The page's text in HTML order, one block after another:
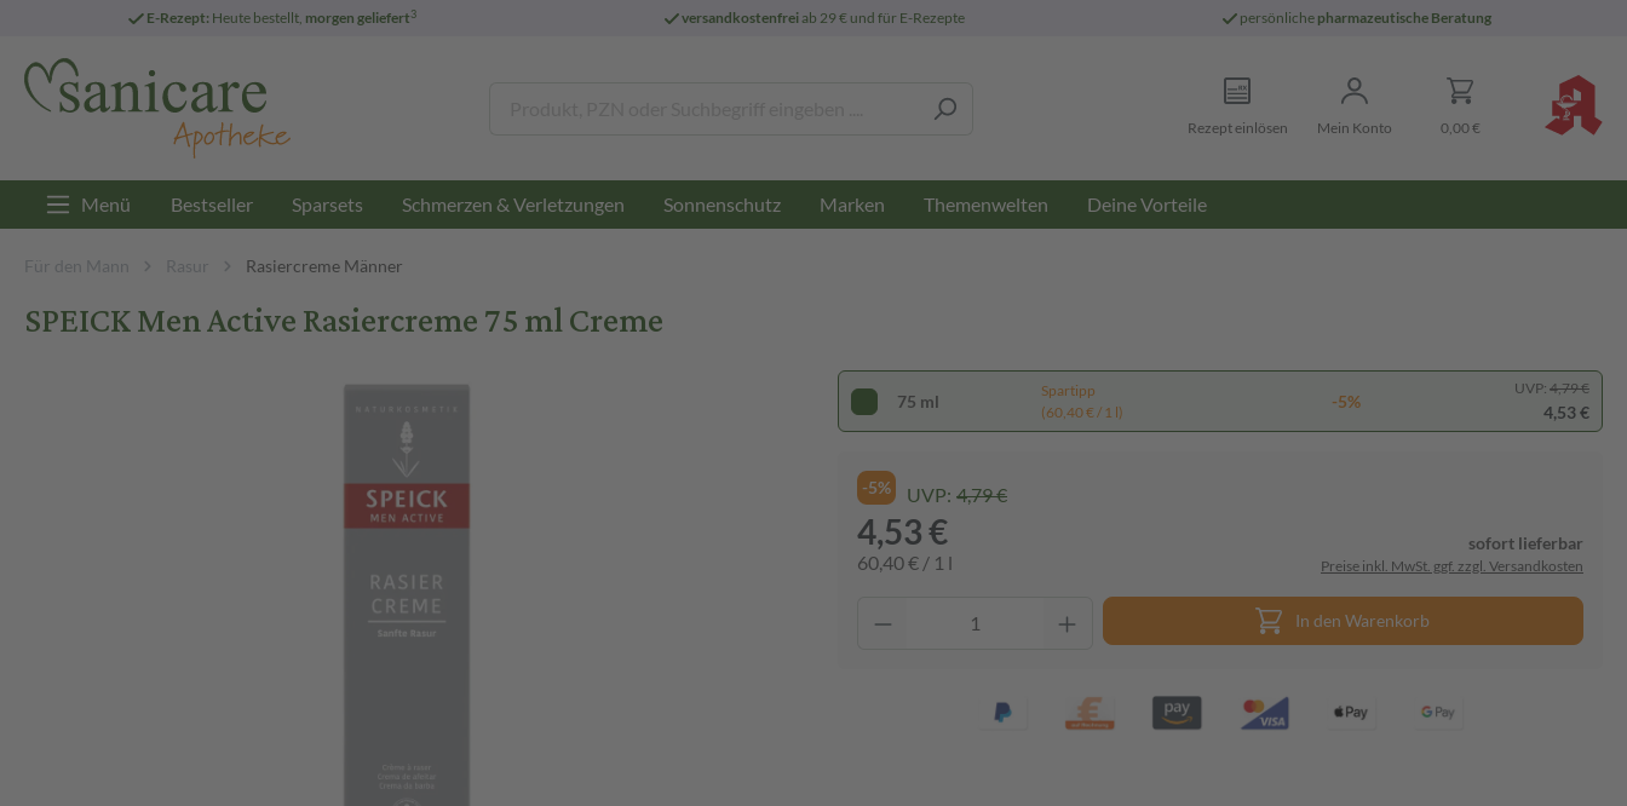
E-Rezept: Heute bestellt, morgen geliefert3 versandkostenfreiab 29 € und für E-Rezepte persönliche pharmazeutische Beratung
Rezept einlösen Mein Konto 0,00 €
Menü Bestseller Sparsets Schmerzen & Verletzungen Sonnenschutz Marken Themenwelten Deine Vorteile
Für den Mann Rasur Rasiercreme Männer
SPEICK Men Active Rasiercreme 75 ml Creme
75 ml
Spartipp
(60,40 € / 1 l)
-5%
UVP: 4,79 €
4,53 €
-5% UVP: 4,79 €
4,53 €
60,40 € / 1 l
sofort lieferbar
Preise inkl. MwSt. ggf. zzgl. Versandkosten
In den Warenkorb